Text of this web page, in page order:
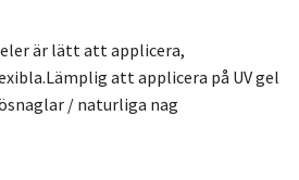
är lätt att applicera,
att applicera på UV gel
/ naturliga nag